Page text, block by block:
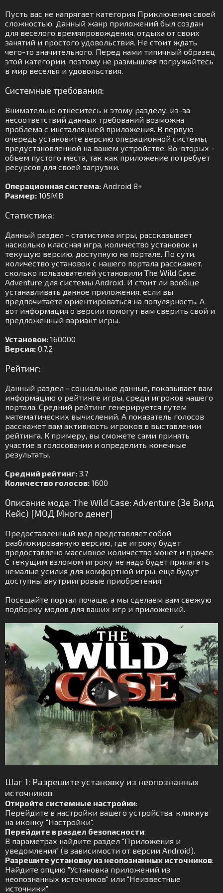
Пусть вас не напрягает категория Приключения своей
сложностью. Данный жанр приложений был создан
для веселого времяпровождения, отдыха от своих
занятий и простого удовольствия. Не стоит ждать
чего-то значительного. Перед нами типичный образец
этой категории, поэтому не размышляя погружайтесь
в мир веселья и удовольствия.
Системные требования:
Внимательно отнеситесь к этому разделу, из-за
несоответствий данных требований возможна
проблема с инсталляцией приложения. В первую
очередь установите версию операционной системы,
предустановленной на вашем устройстве. Во-вторых -
объем пустого места, так как приложение потребует
ресурсов для своей загрузки.
Операционная система: Android 8+
Размер: 105MB
Статистика:
Данный раздел - статистика игры, рассказывает
насколько классная игра, количество установок и
текущую версию, доступную на портале. По сути,
количество установок с нашего портала расскажет,
сколько пользователей установили The Wild Case:
Adventure для системы Android. И стоит ли вообще
устанавливать данное приложения, если вы
предпочитаете ориентироваться на популярность. А
вот информация о версии помогут вам сверить свой и
предложенный вариант игры.
Установок: 160000
Версия: 0.7.2
Рейтинг:
Данный раздел - социальные данные, показывает вам
информацию о рейтинге игры, среди игроков нашего
портала. Средний рейтинг генерируется путем
математических вычислений. А показатель голосов
расскажет вам активность игроков в выставлении
рейтинга. К примеру, вы сможете сами принять
участие в голосовании и определить конечные
результаты.
Средний рейтинг: 3.7
Количество голосов: 1600
Описание мода: The Wild Case: Adventure (Зе Вилд
Кейс) [МОД Много денег]
Предоставленный мод представляет собой
разблокированную версию, где игроку будет
предоставлено массивное количество монет и прочее.
С текущим взломом игроку не надо будет прилагать
немалые усилия для комфортной игры, ещё будут
доступны внутриигровые приобретения.
Посещайте портал почаще, а мы сделаем вам свежую
подборку модов для ваших игр и приложений.
Шаг 1: Разрешите установку из неопознанных
источников
Откройте системные настройки:
Перейдите в настройки вашего устройства, кликнув
на иконку "Настройки".
Перейдите в раздел безопасности:
В параметрах найдите раздел "Приложения и
уведомления" (в зависимости от версии Android).
Разрешите установку из неопознанных источников:
Найдите опцию "Установка приложений из
неопознанных источников" или "Неизвестные
источники".